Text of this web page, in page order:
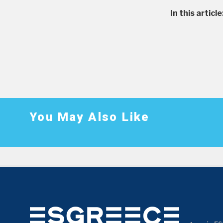
In this
You May Also Like